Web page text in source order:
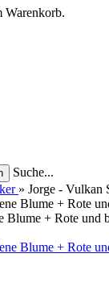
Warenkorb.
Suche...
» Jorge - Vulkan
Blume + Rote und